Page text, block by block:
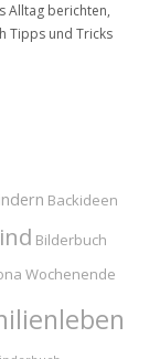
Alltag berichten,
Tipps und Tricks
Backideen
Bilderbuch
Wochenende